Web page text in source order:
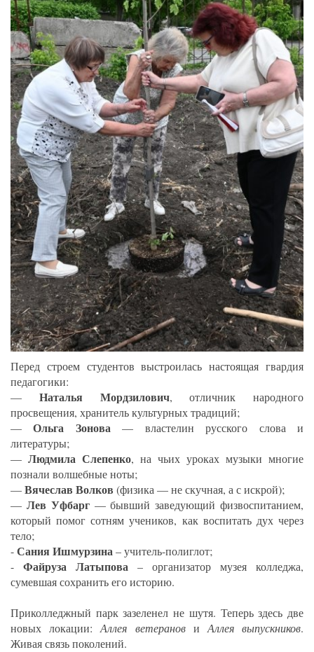
Перед строем студентов выстроилась настоящая гвардия
педагогики:
— Наталья Мордзилович, отличник народного
просвещения, хранитель культурных традиций;
—Ольга Зонова— властелин русского слова и
литературы;
— Людмила Слепенко, на чьих уроках музыки многие
познали волшебные ноты;
—Вячеслав Волков (физика — не скучная, а с искрой);
— Лев Уфбарг— бывший заведующий физвоспитанием,
который помог сотням учеников, как воспитать дух через
тело;
-Сания Ишмурзина– учитель-полиглот;
- Файруза Латыпова – организатор музея колледжа,
сумевшая сохранить его историю.
Приколледжный парк зазеленел не шутя. Теперь здесь две
новых локации:Аллея ветерановиАллея выпускников.
Живая связь поколений.